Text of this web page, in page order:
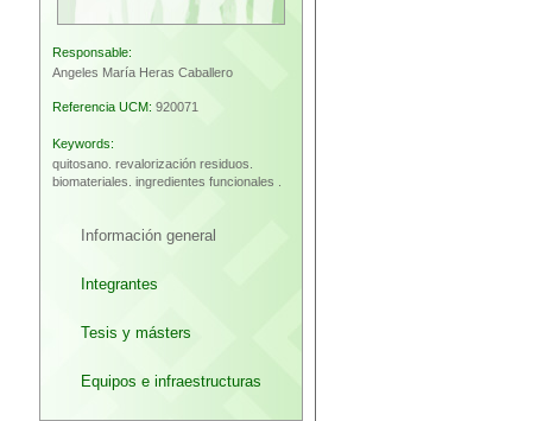
Responsable:
Angeles María Heras Caballero
Referencia UCM: 920071
Keywords:
quitosano. revalorización residuos.
biomateriales. ingredientes funcionales .
Información general
Integrantes
Tesis y másters
Equipos e infraestructuras